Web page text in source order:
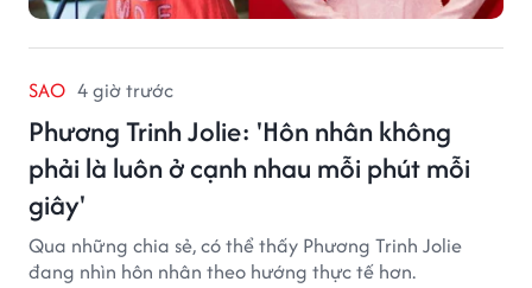
SAO 4 giờ trước
Phương Trinh Jolie: 'Hôn nhân không
phải là luôn ở cạnh nhau mỗi phút mỗi
giây'
Qua những chia sẻ, có thể thấy Phương Trinh Jolie
đang nhìn hôn nhân theo hướng thực tế hơn.